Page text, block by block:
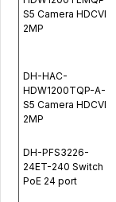
S5 Camera HDCVI
2MP
DH-HAC-
HDW1200TQP-A-
S5 Camera HDCVI
2MP
DH-PFS3226-
24ET-240 Switch
PoE 24 port